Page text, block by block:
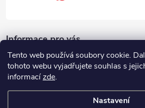
Tento web používá soubory cookie.
tohoto webu vyjadřujete souhlas s
informacízde.
Nastavení
Informace pro vás